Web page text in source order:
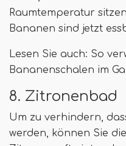
Raumtemperatur
Bananen sind jetzt
Lesen Sie auch: So
Bananenschalen im
8. Zitronenbad
Um zu verhindern,
werden, können Sie